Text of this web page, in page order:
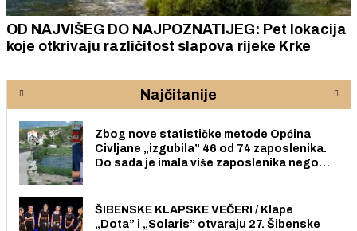
OD NAJVIŠEG DO NAJPOZNATIJEG: Pet lokacija
koje otkrivaju različitost slapova rijeke Krke
Najčitanije
Zbog nove statističke metode Općina
Civljane „izgubila” 46 od 74 zaposlenika.
Do sada je imala više zaposlenika nego
ŠIBENSKE KLAPSKE VEČERI / Klape
„Dota” i „Solaris” otvaraju 27. Šibenske